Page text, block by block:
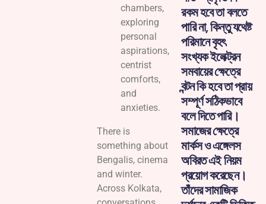
chambers,
exploring
personal
aspirations,
centrist
comforts,
and
anxieties.
There is
something about
Bengalis, cinema
and winter.
Across Kolkata,
রকম হবে তা বলতে
পারি না, কিন্তু যথেষ্ট
পরিমানে বৃহৎ
সংখ্যক ইলেক্ট্রন
সমবায়ের ক্ষেত্রে
বন্টন কি হবে তা প্রায়
সম্পূর্ণ সঠিকভাবে
বলে দিতে পারি।
সমাজের ক্ষেত্রে
মার্কস ও এঙ্গেলস
অবিরত এই নিয়ম
প্রয়োগ করেছেন।
তাঁদের সামাজিক